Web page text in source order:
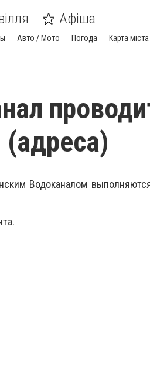
Афіша
Авто / Мото Погода Карта міста
Водоканалом